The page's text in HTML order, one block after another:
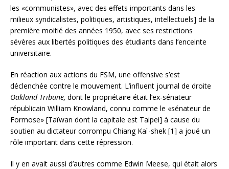
les «communistes», avec des effets importants dans les
milieux syndicalistes, politiques, artistiques, intellectuels] de la
première moitié des années 1950, avec ses restrictions
sévères aux libertés politiques des étudiants dans l’enceinte
universitaire.
En réaction aux actions du FSM, une offensive s’est
déclenchée contre le mouvement. L’influent journal de droite
Oakland Tribune, dont le propriétaire était l’ex-sénateur
républicain William Knowland, connu comme le «sénateur de
Formose» [Taïwan dont la capitale est Taipei] à cause du
soutien au dictateur corrompu Chiang Kaï-shek [1] a joué un
rôle important dans cette répression.
Il y en avait aussi d’autres comme Edwin Meese, qui était alors